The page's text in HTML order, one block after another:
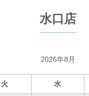
水口店
2026年8月
火 水